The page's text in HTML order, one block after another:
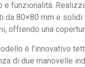
e funzionalità.
da 80×80 mm e
offrendo una
è l’innovativo
di due manovelle